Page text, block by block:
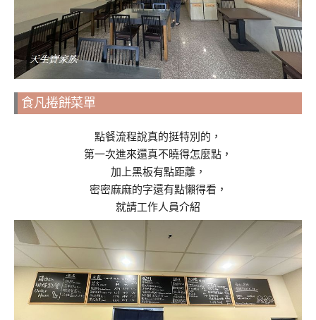
食凡捲餅菜單
點餐流程說真的挺特別的，
第一次進來還真不曉得怎麼點，
加上黑板有點距離，
密密麻麻的字還有點懶得看，
就請工作人員介紹